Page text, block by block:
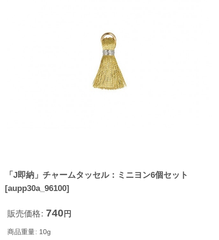
「J即納」チャームタッセル：ミニヨン6個セット
[aupp30a_96100]
販売価格: 740 円
商品重量: 10g